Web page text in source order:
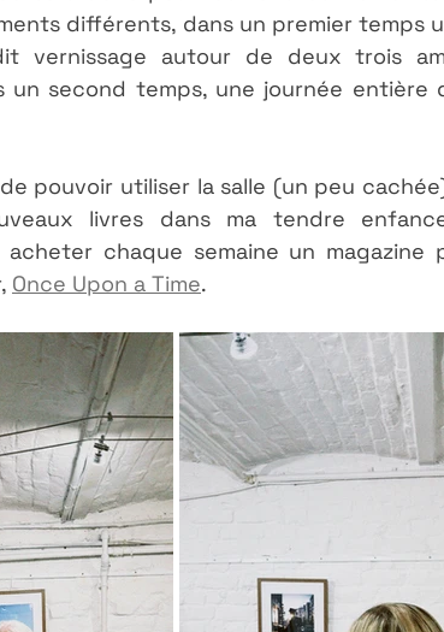
différents, dans un premier temps
vernissage autour de deux trois
un second temps, une journée
pouvoir utiliser la salle (un peu
livres dans ma tendre
chaque semaine un magazine
Once Upon a Time.